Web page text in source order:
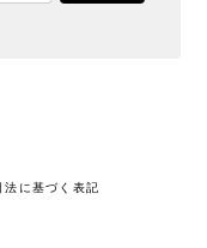
法に基づく表記